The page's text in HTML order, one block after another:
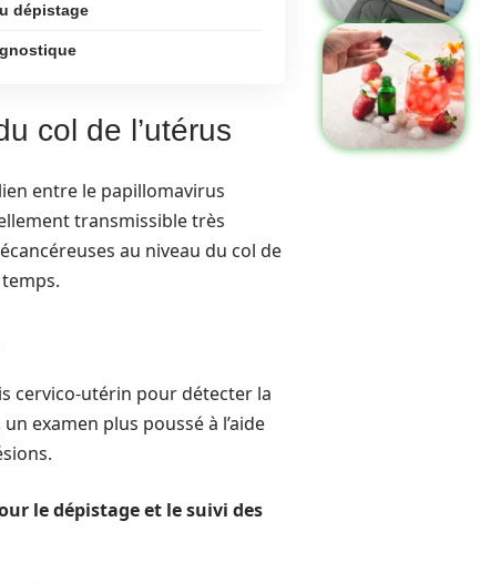
dépistage
col de l’utérus
entre le papillomavirus
transmissible très
au niveau du col de
cervico-utérin pour détecter la
examen plus poussé à l’aide
le dépistage et le suivi des